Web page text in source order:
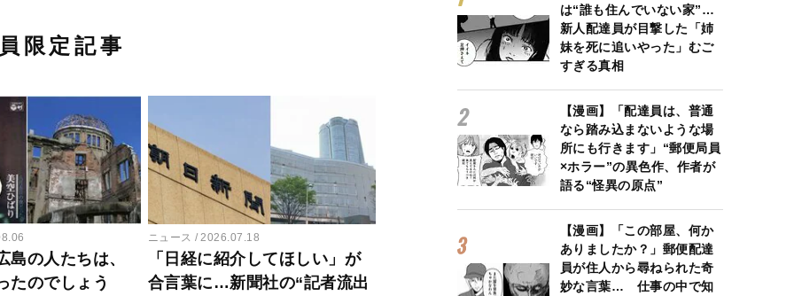
限定記事
島の人たちは、
たのでしょう
ニュース 2026.07.18
「日経に紹介してほしい」が
合言葉に…新聞社の“記者流出
は“誰も住んでいない家”…
新人配達員が目撃した「姉
妹を死に追いやった」むご
すぎる真相
【漫画】「配達員は、普通
なら踏み込まないような場
所にも行きます」“郵便局員
×ホラー”の異色作、作者が
語る“怪異の原点”
【漫画】「この部屋、何か
ありましたか？」郵便配達
員が住人から尋ねられた奇
妙な言葉… 仕事の中で知